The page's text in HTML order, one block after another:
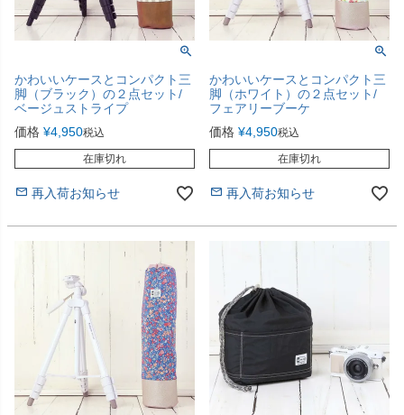
かわいいケースとコンパクト三
脚（ブラック）の２点セット/
ベージュストライプ
価格 ¥4,950税込
在庫切れ
再入荷お知らせ
かわいいケースとコンパクト三
脚（ホワイト）の２点セット/
フェアリーブーケ
価格 ¥4,950税込
在庫切れ
再入荷お知らせ